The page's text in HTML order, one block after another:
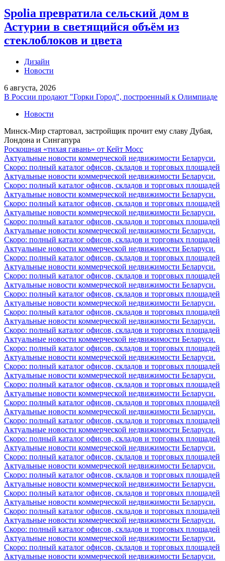
Spolia превратила сельский дом в
Астурии в светящийся объём из
стеклоблоков и цвета
Дизайн
Новости
6 августа, 2026
В России продают "Горки Город", построенный к Олимпиаде
Новости
Минск-Мир стартовал, застройщик прочит ему славу Дубая,
Лондона и Сингапура
Роскошная «тихая гавань» от Кейт Мосс
Актуальные новости коммерческой недвижимости Беларуси.
Скоро: полный каталог офисов, складов и торговых площадей
Актуальные новости коммерческой недвижимости Беларуси.
Скоро: полный каталог офисов, складов и торговых площадей
Актуальные новости коммерческой недвижимости Беларуси.
Скоро: полный каталог офисов, складов и торговых площадей
Актуальные новости коммерческой недвижимости Беларуси.
Скоро: полный каталог офисов, складов и торговых площадей
Актуальные новости коммерческой недвижимости Беларуси.
Скоро: полный каталог офисов, складов и торговых площадей
Актуальные новости коммерческой недвижимости Беларуси.
Скоро: полный каталог офисов, складов и торговых площадей
Актуальные новости коммерческой недвижимости Беларуси.
Скоро: полный каталог офисов, складов и торговых площадей
Актуальные новости коммерческой недвижимости Беларуси.
Скоро: полный каталог офисов, складов и торговых площадей
Актуальные новости коммерческой недвижимости Беларуси.
Скоро: полный каталог офисов, складов и торговых площадей
Актуальные новости коммерческой недвижимости Беларуси.
Скоро: полный каталог офисов, складов и торговых площадей
Актуальные новости коммерческой недвижимости Беларуси.
Скоро: полный каталог офисов, складов и торговых площадей
Актуальные новости коммерческой недвижимости Беларуси.
Скоро: полный каталог офисов, складов и торговых площадей
Актуальные новости коммерческой недвижимости Беларуси.
Скоро: полный каталог офисов, складов и торговых площадей
Актуальные новости коммерческой недвижимости Беларуси.
Скоро: полный каталог офисов, складов и торговых площадей
Актуальные новости коммерческой недвижимости Беларуси.
Скоро: полный каталог офисов, складов и торговых площадей
Актуальные новости коммерческой недвижимости Беларуси.
Скоро: полный каталог офисов, складов и торговых площадей
Актуальные новости коммерческой недвижимости Беларуси.
Скоро: полный каталог офисов, складов и торговых площадей
Актуальные новости коммерческой недвижимости Беларуси.
Скоро: полный каталог офисов, складов и торговых площадей
Актуальные новости коммерческой недвижимости Беларуси.
Скоро: полный каталог офисов, складов и торговых площадей
Актуальные новости коммерческой недвижимости Беларуси.
Скоро: полный каталог офисов, складов и торговых площадей
Актуальные новости коммерческой недвижимости Беларуси.
Скоро: полный каталог офисов, складов и торговых площадей
Актуальные новости коммерческой недвижимости Беларуси.
Скоро: полный каталог офисов, складов и торговых площадей
Актуальные новости коммерческой недвижимости Беларуси.